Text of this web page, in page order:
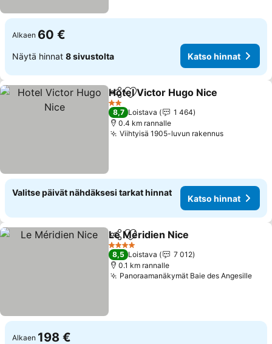
Alkaen 60 €
Näytä hinnat 8 sivustolta Katso hinnat
Jaa Lisää suosikkeihin
Hotel Victor Hugo Nice
2 Tähtiluokitus
8,7 Loistava
1 464
0.4 km rannalle
Viihtyisä 1905-luvun rakennus
Valitse päivät nähdäksesi tarkat hinnat
Katso hinnat
Jaa Lisää suosikkeihin
Le Méridien Nice
4 Tähtiluokitus
8,5 Loistava
7 012
0.1 km rannalle
Panoraamanäkymät Baie des Angesille
Alkaen 198 €